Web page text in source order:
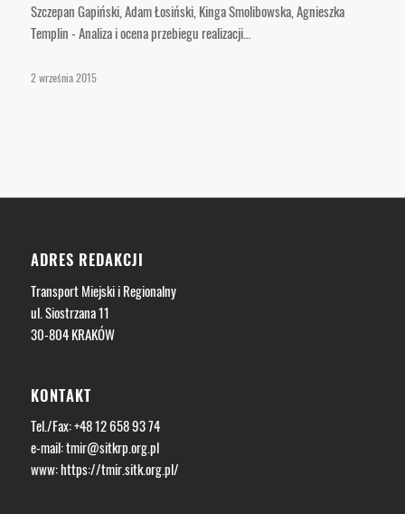
Szczepan Gapiński, Adam Łosiński, Kinga Smolibowska, Agnieszka
Templin - Analiza i ocena przebiegu realizacji…
2 września 2015
ADRES REDAKCJI
Transport Miejski i Regionalny
ul. Siostrzana 11
30-804 KRAKÓW
KONTAKT
Tel./Fax: +48 12 658 93 74
e-mail:tmir@sitkrp.org.pl
www:https://tmir.sitk.org.pl/